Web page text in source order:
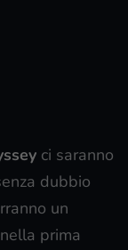
ci saranno
dubbio
un
prima